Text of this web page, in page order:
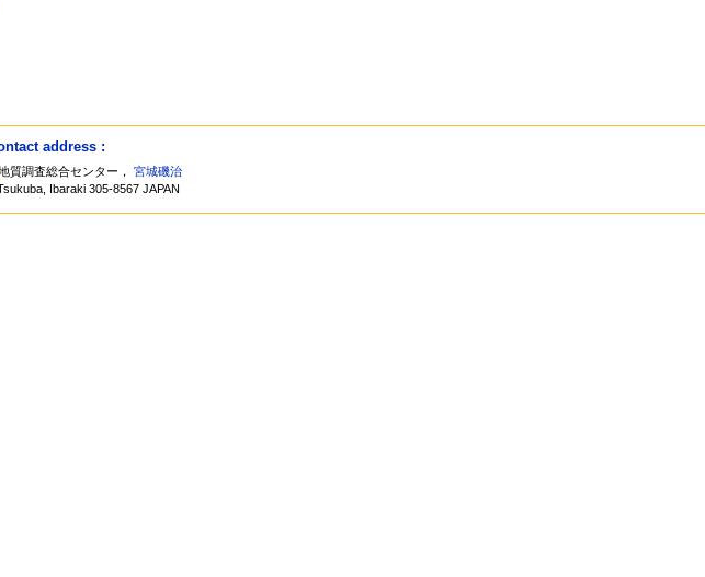
address :
質調査総合センター，宮城磯治
Ibaraki 305-8567 JAPAN